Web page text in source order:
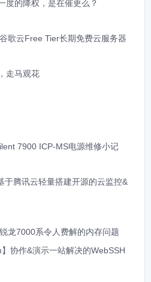
度的降权，是在催更么？
歌云Free Tier长期免费云服务器
走马观花
7900 ICP-MS电源维修小记
于腾讯云轻量搭建开源的云监控&
龙7000系令人费解的内存问题
】协作&演示一站解决的WebSSH